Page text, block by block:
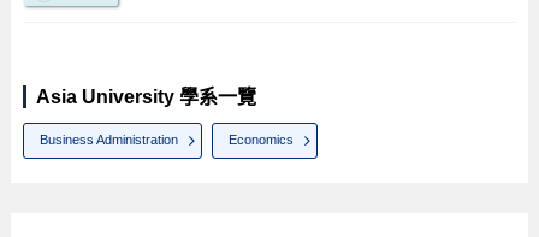
Asia University 學系一覽
Business Administration Economics